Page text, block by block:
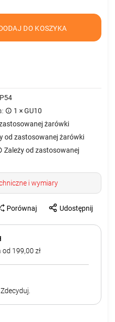
DO KOSZYKA
1 × GU10
żarówki
od zastosowanej żarówki
Zależy od zastosowanej
i wymiary
Porównaj Udostępnij
199,00 zł